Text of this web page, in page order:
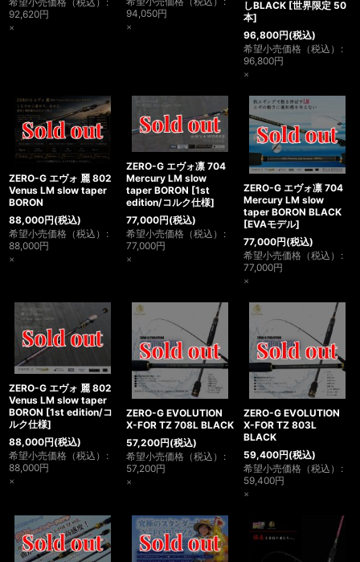
92,620円
×
94,050円
×
しBLACK [世界限定 50
本]
96,800円(税込)
希望小売価格（税込） :
96,800円
×
ZERO-G エヴォ 麗 802
Venus LM slow taper
BORON
88,000円(税込)
希望小売価格（税込） :
88,000円
×
ZERO-G エヴォ凛 704
Mercury LM slow
taper BORON [1st
edition/コルク仕様]
77,000円(税込)
希望小売価格（税込） :
77,000円
×
ZERO-G エヴォ凛 704
Mercury LM slow
taper BORON BLACK
[EVAモデル]
77,000円(税込)
希望小売価格（税込） :
77,000円
×
ZERO-G エヴォ 麗 802
Venus LM slow taper
BORON [1st edition/コ
ルク仕様]
88,000円(税込)
希望小売価格（税込） :
88,000円
×
ZERO-G EVOLUTION
X-FOR TZ 708L BLACK
57,200円(税込)
希望小売価格（税込） :
57,200円
×
ZERO-G EVOLUTION
X-FOR TZ 803L
BLACK
59,400円(税込)
希望小売価格（税込） :
59,400円
×